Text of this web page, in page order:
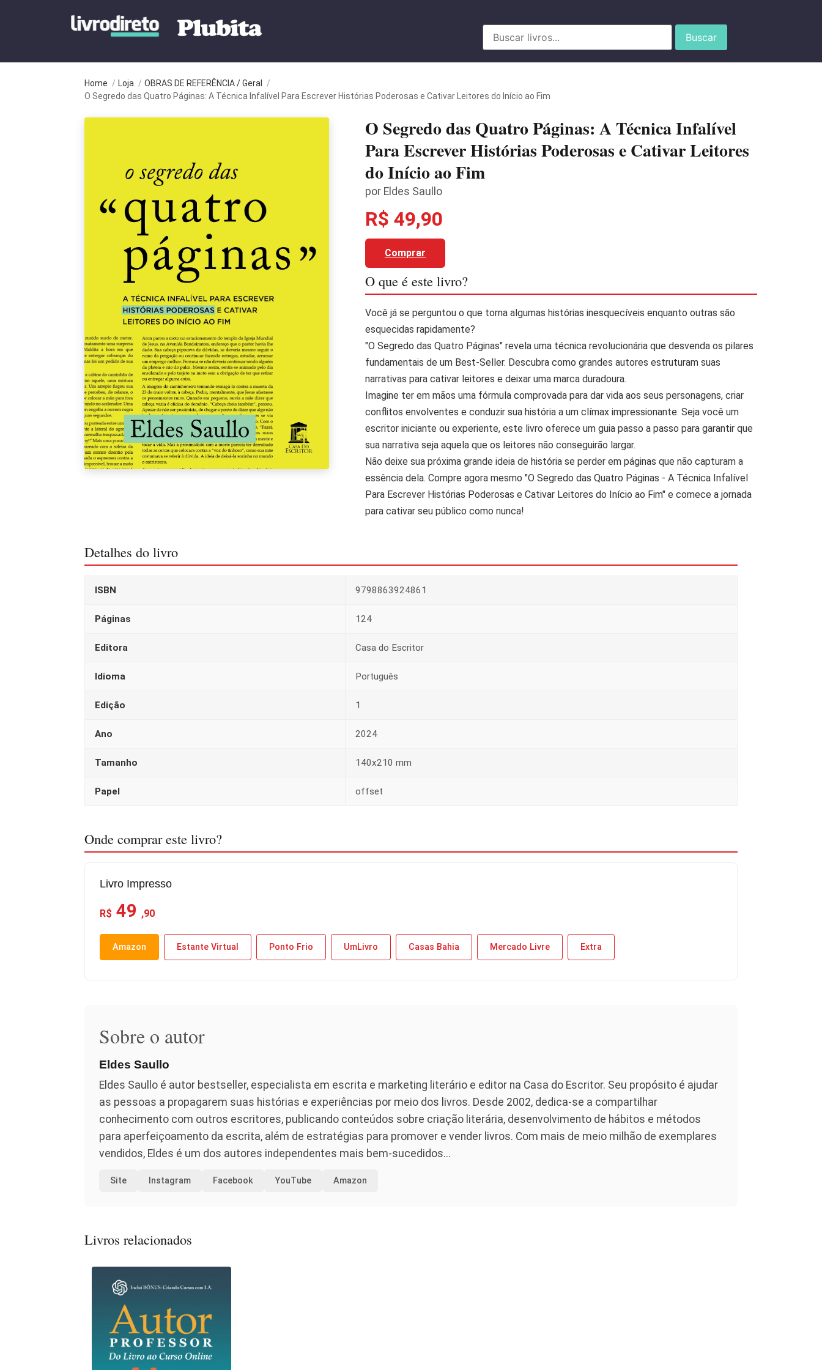
Buscar
Home / Loja / OBRAS DE REFERÊNCIA / Geral
/
O Segredo das Quatro Páginas: A Técnica Infalível Para Escrever Histórias Poderosas e Cativar Leitores do Início ao Fim
O Segredo das Quatro Páginas: A Técnica Infalível
Para Escrever Histórias Poderosas e Cativar Leitores
do Início ao Fim
por Eldes Saullo
R$ 49,90
Comprar
O que é este livro?
Você já se perguntou o que torna algumas histórias inesquecíveis enquanto outras são
esquecidas rapidamente?
"O Segredo das Quatro Páginas" revela uma técnica revolucionária que desvenda os pilares
fundamentais de um Best-Seller. Descubra como grandes autores estruturam suas
narrativas para cativar leitores e deixar uma marca duradoura.
Imagine ter em mãos uma fórmula comprovada para dar vida aos seus personagens, criar
conflitos envolventes e conduzir sua história a um clímax impressionante. Seja você um
escritor iniciante ou experiente, este livro oferece um guia passo a passo para garantir que
sua narrativa seja aquela que os leitores não conseguirão largar.
Não deixe sua próxima grande ideia de história se perder em páginas que não capturam a
essência dela. Compre agora mesmo "O Segredo das Quatro Páginas - A Técnica Infalível
Para Escrever Histórias Poderosas e Cativar Leitores do Início ao Fim" e comece a jornada
para cativar seu público como nunca!
Detalhes do livro
ISBN 9798863924861
Páginas 124
Editora Casa do Escritor
Idioma Português
Edição 1
Ano 2024
Tamanho 140x210 mm
Papel offset
Onde comprar este livro?
Livro Impresso
R$ 49 ,90
Amazon Estante Virtual Ponto Frio UmLivro Casas Bahia Mercado Livre Extra
Sobre o autor
Eldes Saullo
Eldes Saullo é autor bestseller, especialista em escrita e marketing literário e editor na Casa do Escritor. Seu propósito é ajudar
as pessoas a propagarem suas histórias e experiências por meio dos livros. Desde 2002, dedica-se a compartilhar
conhecimento com outros escritores, publicando conteúdos sobre criação literária, desenvolvimento de hábitos e métodos
para aperfeiçoamento da escrita, além de estratégias para promover e vender livros. Com mais de meio milhão de exemplares
vendidos, Eldes é um dos autores independentes mais bem-sucedidos...
Site Instagram Facebook YouTube Amazon
Livros relacionados